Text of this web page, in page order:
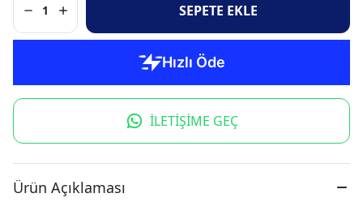
1 SEPETE EKLE
İLETİŞİME GEÇ
Ürün Açıklaması